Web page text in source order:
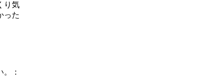
り気
った
：